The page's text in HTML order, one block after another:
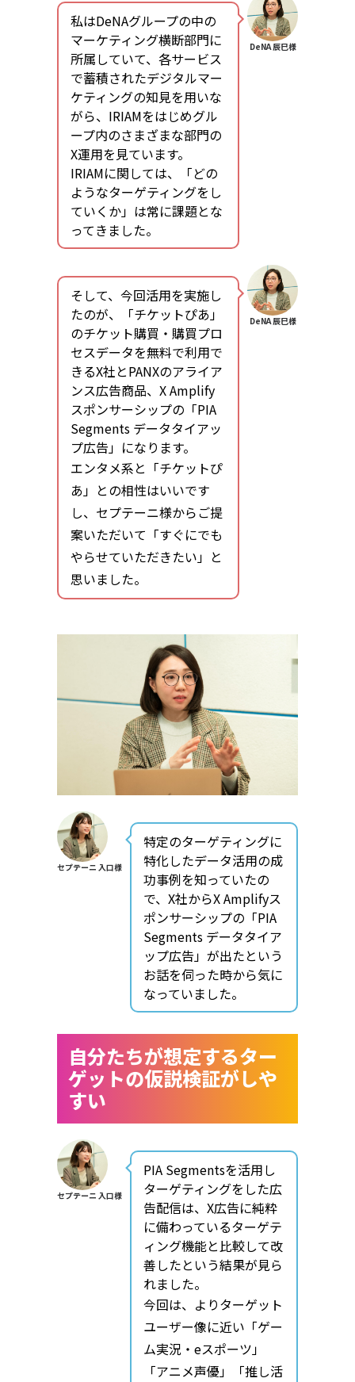
私はDeNAグループの中の
マーケティング横断部門に
所属していて、各サービス
で蓄積されたデジタルマー
ケティングの知見を用いな
がら、IRIAMをはじめグル
ープ内のさまざまな部門の
X運用を見ています。
IRIAMに関しては、「どの
ようなターゲティングをし
ていくか」は常に課題とな
ってきました。
DeNA 辰巳様
そして、今回活用を実施し
たのが、「チケットぴあ」
のチケット購買・購買プロ
セスデータを無料で利用で
きるX社とPANXのアライア
ンス広告商品、X Amplify
スポンサーシップの「PIA
Segments データタイアッ
プ広告」になります。
エンタメ系と「チケットぴ
あ」との相性はいいです
し、セプテーニ様からご提
案いただいて「すぐにでも
やらせていただきたい」と
思いました。
DeNA 辰巳様
セプテーニ 入口様
特定のターゲティングに
特化したデータ活用の成
功事例を知っていたの
で、X社からX Amplifyス
ポンサーシップの「PIA
Segments データタイア
ップ広告」が出たという
お話を伺った時から気に
なっていました。
自分たちが想定するター
ゲットの仮説検証がしや
すい
セプテーニ 入口様
PIA Segmentsを活用し
ターゲティングをした広
告配信は、X広告に純粋
に備わっているターゲテ
ィング機能と比較して改
善したという結果が見ら
れました。
今回は、よりターゲット
ユーザー像に近い「ゲー
ム実況・eスポーツ」
「アニメ声優」「推し活